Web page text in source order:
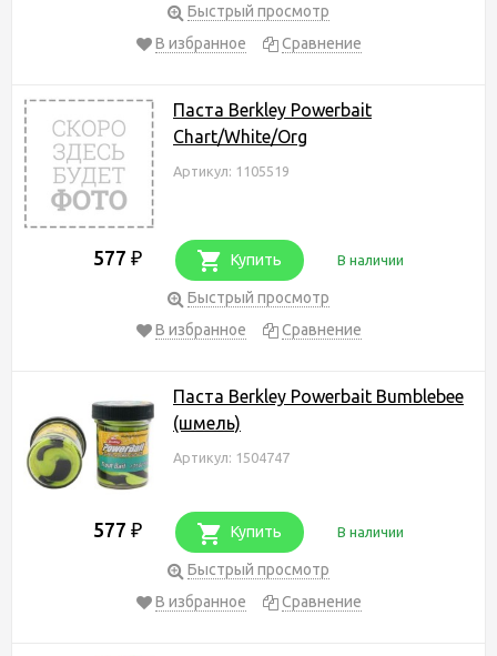
Быстрый просмотр
В избранное
Сравнение
Паста Berkley Powerbait
Chart/White/Org
Артикул: 1105519
577 ₽ Купить В наличии
Быстрый просмотр
В избранное
Сравнение
Паста Berkley Powerbait Bumblebee
(шмель)
Артикул: 1504747
577 ₽ Купить В наличии
Быстрый просмотр
В избранное
Сравнение